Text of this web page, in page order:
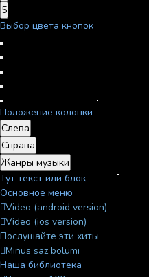
5
Выбор цвета кнопок
Положение колонки
Слева
Справа
Жанры музыки
Тут текст или блок
Основное меню
Video (android version)
Video (ios version)
Послушайте эти хиты
Minus saz bolumi
Наша библиотека